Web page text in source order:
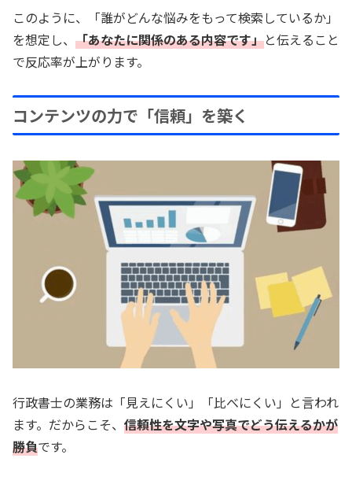
このように、「誰がどんな悩みをもって検索しているか」
を想定し、 「あなたに関係のある内容です」と伝えること
で反応率が上がります。
コンテンツの力で「信頼」を築く
行政書士の業務は「見えにくい」「比べにくい」と言われ
ます。だからこそ、 信頼性を文字や写真でどう伝えるかが
勝負です。